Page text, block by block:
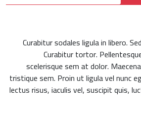
Curabitur sodales ligula in libero.
Curabitur tortor.
scelerisque sem at dolor.
tristique sem. Proin ut ligula vel nunc
lectus risus, iaculis vel, suscipit quis,